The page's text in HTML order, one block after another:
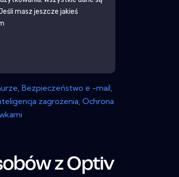
masz jeszcze jakieś
, Bezpieczeństwo e -mail,
zagrożenia, Ochrona
zOptiv